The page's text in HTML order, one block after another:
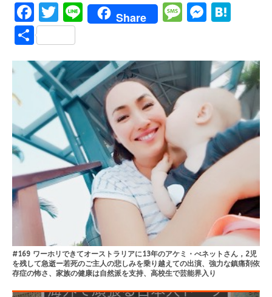
F
a
ce
b
o
o
k
T
w
it
te
r
Li
n
Share
M
a
g
M
n
g
er
n
a
S
ar
e
#169 ワーホリできてオーストラリアに13年のアケミ・べネットさん，2児
を残して急逝ー若死のご主人の悲しみを乗り越えての出演、強力な鎮痛剤依
存症の怖さ、家族の健康は自然派を支持、高校生で芸能界入り